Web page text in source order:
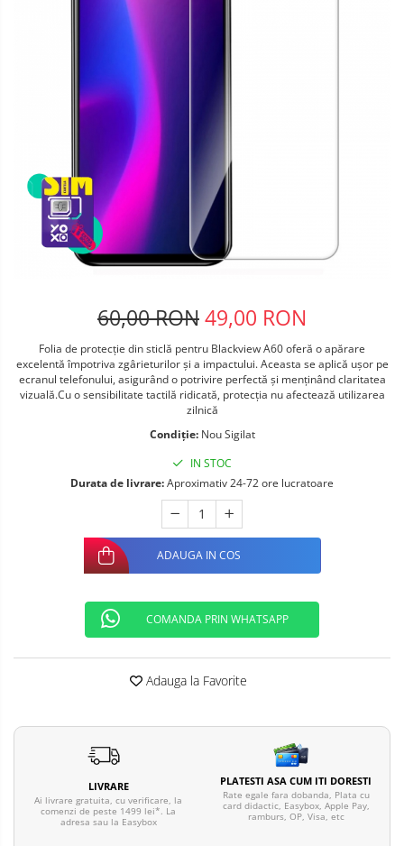
Telefoane mobile Ulefone
Telefoane mobile Unihertz
Telefoane mobile Cubot
Telefoane mobile Blackview
Telefoane mobile OSCAL
Telefoane mobile Fossibot
Telefoane mobile Lagenio
Telefoane mobile Samsung
Telefoane mobile iSEN
Telefoane mobile F150
Telefoane mobile HUAWEI
Telefoane mobile Xiaomi
Telefoane mobile AGM
Telefoane mobile Realme
Telefoane mobile ZTE Nubia
60,00 RON49,00 RON
Folia de protecție din sticlă pentru Blackview A60 oferă o apărare
excelentă împotriva zgârieturilor și a impactului. Aceasta se aplică ușor pe
ecranul telefonului, asigurând o potrivire perfectă și menținând claritatea
vizuală.Cu o sensibilitate tactilă ridicată, protecția nu afectează utilizarea
zilnică
Condiție: Nou Sigilat
IN STOC
Durata de livrare:Aproximativ 24-72 ore lucratoare
ADAUGA IN COS
COMANDA PRIN WHATSAPP
Adauga la Favorite
LIVRARE
Ai livrare gratuita, cu verificare, la
comenzi de peste 1499 lei*. La
adresa sau la Easybox
PLATESTI ASA CUM ITI DORESTI
Rate egale fara dobanda, Plata cu
card didactic, Easybox, Apple Pay,
ramburs, OP, Visa, etc